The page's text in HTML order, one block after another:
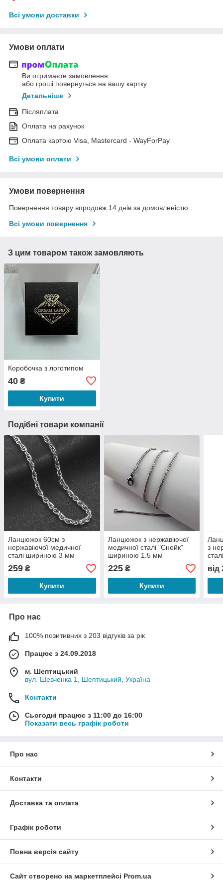
Всі умови доставки
Умови оплати
Ви отримаєте замовлення
або гроші повернуться на вашу картку
Детальніше
Післяплата
Оплата на рахунок
Оплата картою Visa, Mastercard - WayForPay
Всі умови оплати
Умови повернення
Повернення товару впродовж 14 днів за домовленістю
Всі умови повернення
З цим товаром також замовляють
Коробочка з логотипом
40 ₴
Купити
Подібні товари компанії
Ланцюжок 60см з
нержавіючої медичної
сталі шириною 3 мм
259 ₴
Купити
Ланцюжок з нержавіючої
медичної сталі "Снейк"
шириною 1.5 мм
225₴
Купити
з
4
від
Про нас
100% позитивних з 203 відгуків за рік
Працює з 24.09.2018
м. Шептицький
вул. Шевченка 1, Шептицький, Україна
Контакти
Сьогодні працює з 11:00 до 16:00
Показати весь графік роботи
Про нас
Контакти
Доставка та оплата
Графік роботи
Повна версія сайту
Сайт створено на маркетплейсі Prom.ua